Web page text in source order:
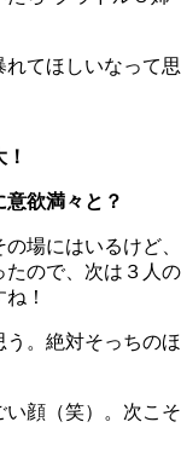
てほしいなって思
欲満々と？
場にはいるけど、
たので、次は３人の
！
。絶対そっちのほ
顔（笑）。次こそ